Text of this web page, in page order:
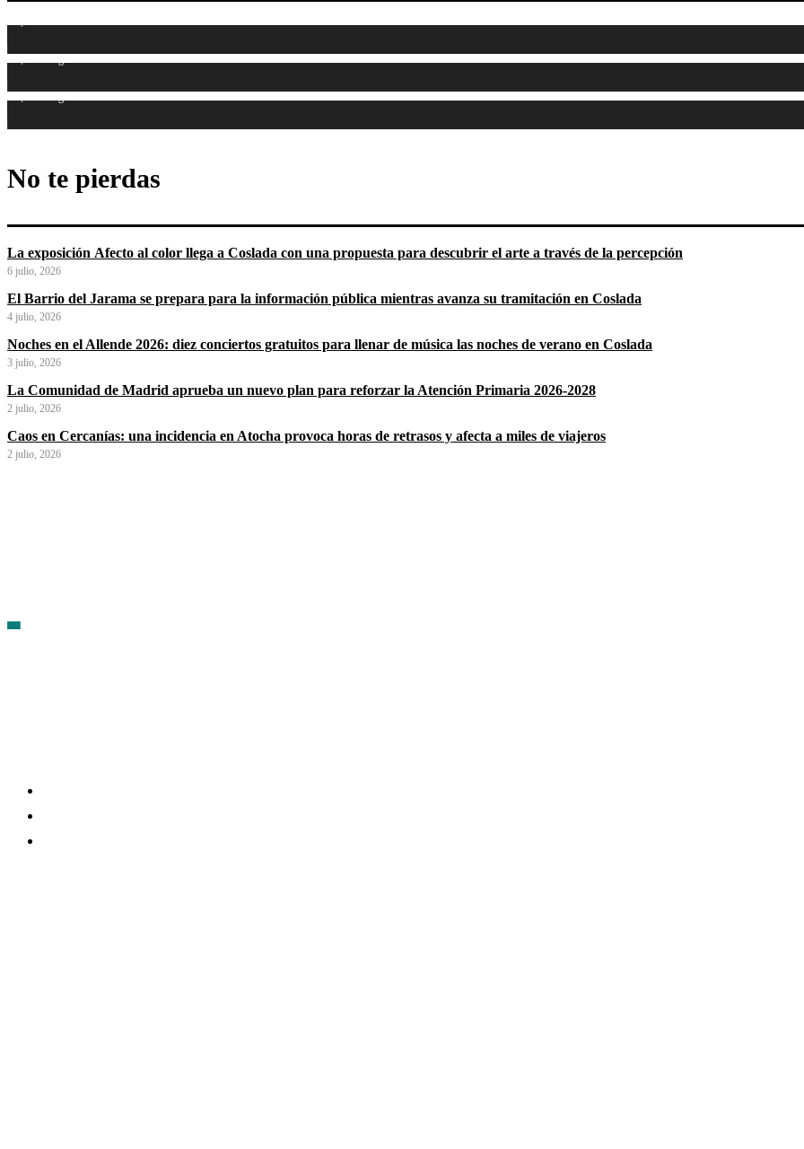
No te pierdas
La exposición Afecto al color llega a Coslada con una propuesta para descubrir el arte a través de la percepción
6 julio, 2026
El Barrio del Jarama se prepara para la información pública mientras avanza su tramitación en Coslada
4 julio, 2026
Noches en el Allende 2026: diez conciertos gratuitos para llenar de música las noches de verano en Coslada
3 julio, 2026
La Comunidad de Madrid aprueba un nuevo plan para reforzar la Atención Primaria 2026-2028
2 julio, 2026
Caos en Cercanías: una incidencia en Atocha provoca horas de retrasos y afecta a miles de viajeros
2 julio, 2026